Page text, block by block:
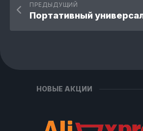
ПРЕДЫДУЩИЙ
НОВЫЕ АКЦИИ